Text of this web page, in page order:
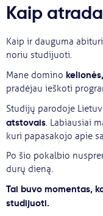
Kaip
Kaip ir dauguma
noriu studijuoti.
Mane domino
pradėjau ieškoti
Studijų parodoje
atstovais. Labiausiai
kuri papasakojo apie
Po šio pokalbio
durų dieną.
Tai buvo momentas,
studijuoti.